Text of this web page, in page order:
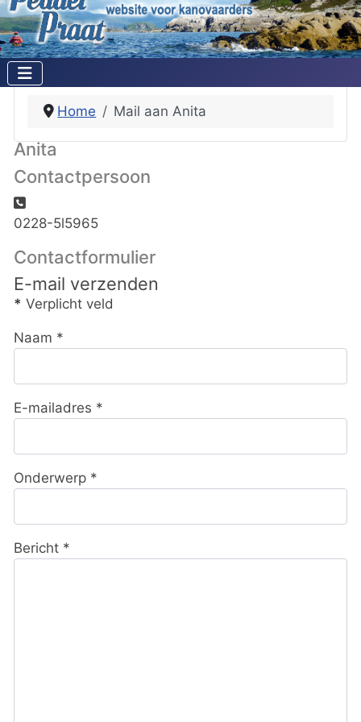
Home Mail aan Anita
Anita
Contactpersoon
Telefoon:
0228-5l5965
Contactformulier
E-mail verzenden
* Verplicht veld
Naam *
E-mailadres *
Onderwerp *
Bericht *